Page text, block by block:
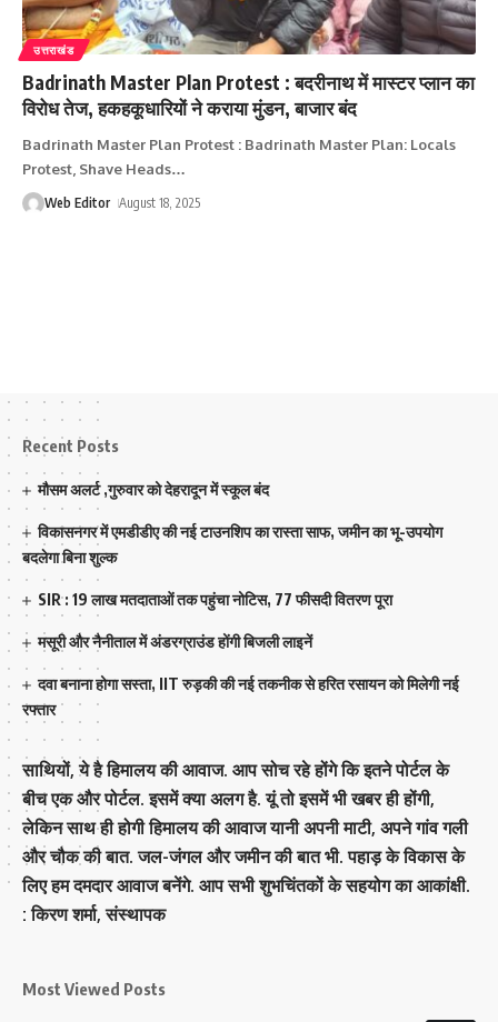
उत्तराखंड
Badrinath Master Plan Protest : बदरीनाथ में मास्टर प्लान का
विरोध तेज, हकहकूधारियों ने कराया मुंडन, बाजार बंद
Badrinath Master Plan Protest : Badrinath Master Plan: Locals
Protest, Shave Heads…
Web Editor August 18, 2025
Recent Posts
मौसम अलर्ट ,गुरुवार को देहरादून में स्कूल बंद
विकासनगर में एमडीडीए की नई टाउनशिप का रास्ता साफ, जमीन का भू-उपयोग
बदलेगा बिना शुल्क
SIR : 19 लाख मतदाताओं तक पहुंचा नोटिस, 77 फीसदी वितरण पूरा
मसूरी और नैनीताल में अंडरग्राउंड होंगी बिजली लाइनें
दवा बनाना होगा सस्ता, IIT रुड़की की नई तकनीक से हरित रसायन को मिलेगी नई
रफ्तार
साथियों, ये है हिमालय की आवाज. आप सोच रहे होंगे कि इतने पोर्टल के
बीच एक और पोर्टल. इसमें क्या अलग है. यूं तो इसमें भी खबर ही होंगी,
लेकिन साथ ही होगी हिमालय की आवाज यानी अपनी माटी, अपने गांव गली
और चौक की बात. जल-जंगल और जमीन की बात भी. पहाड़ के विकास के
लिए हम दमदार आवाज बनेंगे. आप सभी शुभचिंतकों के सहयोग का आकांक्षी.
: किरण शर्मा, संस्‍थापक
Most Viewed Posts